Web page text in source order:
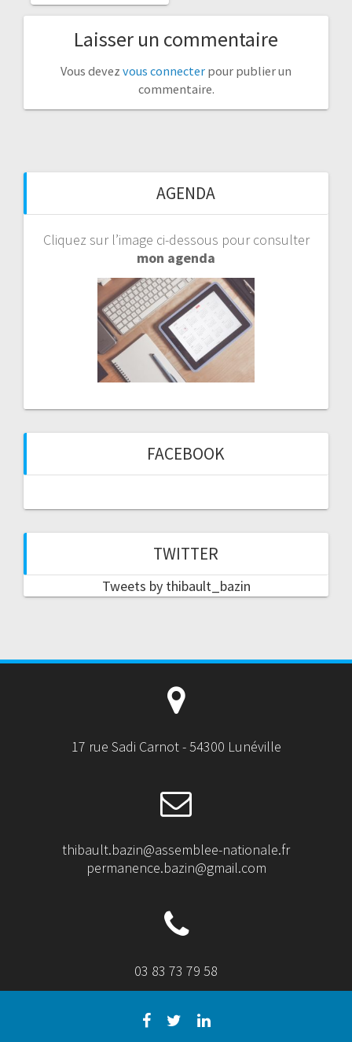
Laisser un commentaire
Vous devez vous connecter pour publier un
commentaire.
AGENDA
Cliquez sur l’image ci-dessous pour consulter
mon agenda
FACEBOOK
TWITTER
Tweets by thibault_bazin
17 rue Sadi Carnot - 54300 Lunéville
thibault.bazin@assemblee-nationale.fr
permanence.bazin@gmail.com
03 83 73 79 58